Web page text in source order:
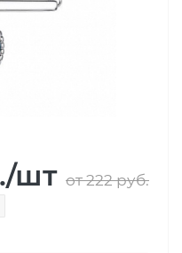
/шт от 222руб.